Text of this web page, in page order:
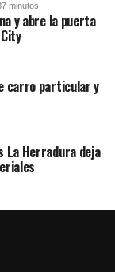
minutos
y abre la puerta
carro particular y
La Herradura deja